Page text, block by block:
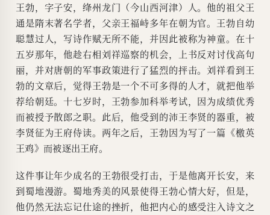
王勃，字子安，绛州龙门（今山西河津）人。他的祖父王
通是隋末著名学者，父亲王福峙多年在朝为官。王勃自幼
聪慧过人，写诗作赋无所不能，并因此被称为神童。在十
五岁那年，他趁右相刘祥巡察的机会，上书反对讨伐高句
丽，并对唐朝的军事政策进行了猛烈的抨击。刘祥看到王
勃的文章后，觉得王勃是一个不可多得的人才，就把他举
荐给朝廷。十七岁时，王勃参加科举考试，因为成绩优秀
而被授予散郎之职。此后，他受到的沛王李贤的器重，被
李贤征为王府侍读。两年之后，王勃因为写了一篇《檄英
王鸡》而被逐出王府。
这件事让年少成名的王勃很受打击，于是他离开长安，来
到蜀地漫游。蜀地秀美的风景使得王勃心情大好，但是，
他仍然无法忘记仕途的挫折，他把内心的感受注入诗文之